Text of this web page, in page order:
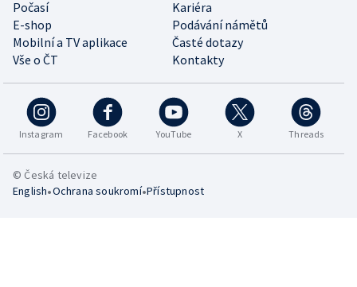
Počasí
Kariéra
E-shop
Podávání námětů
Mobilní a TV aplikace
Časté dotazy
Vše o ČT
Kontakty
Instagram Facebook YouTube X Threads
© Česká televize
English•Ochrana soukromí•Přístupnost